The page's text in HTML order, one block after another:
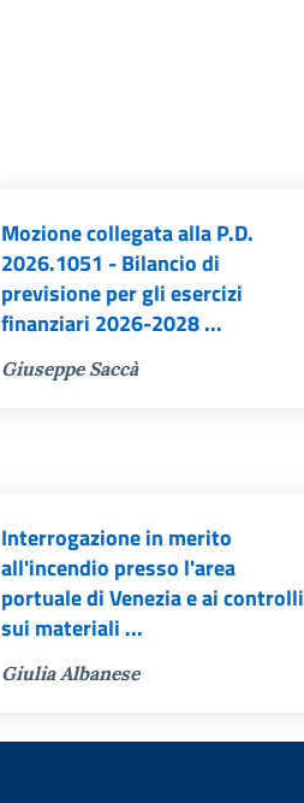
Mozione collegata alla P.D.
2026.1051 - Bilancio di
previsione per gli esercizi
finanziari 2026-2028 ...
Giuseppe Saccà
Interrogazione in merito
all'incendio presso l'area
portuale di Venezia e ai controlli
sui materiali ...
Giulia Albanese